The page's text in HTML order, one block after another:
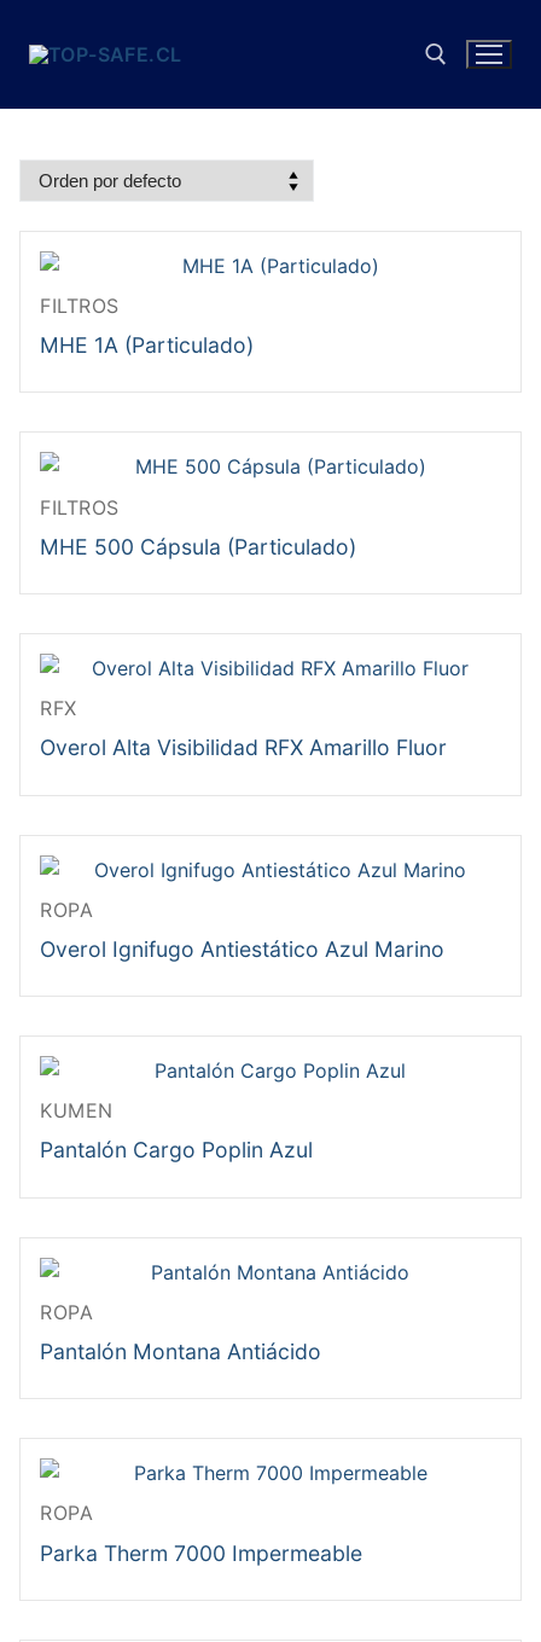
FILTROS
MHE 1A (Particulado)
FILTROS
MHE 500 Cápsula (Particulado)
RFX
Overol Alta Visibilidad RFX Amarillo Fluor
ROPA
Overol Ignifugo Antiestático Azul Marino
KUMEN
Pantalón Cargo Poplin Azul
ROPA
Pantalón Montana Antiácido
ROPA
Parka Therm 7000 Impermeable